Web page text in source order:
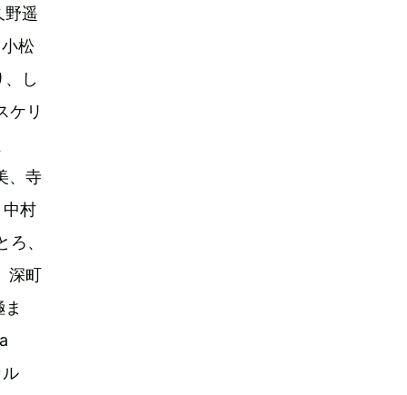
野遥
松
し
ケリ
、寺
中村
、
深町